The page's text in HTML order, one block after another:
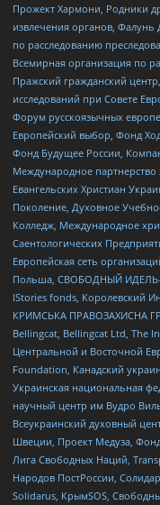
Прожект Хармони, Родники
извлечения органов,
по расследованию
Всемирная организация по
Пражский гражданский
исследований при Совете
Форум русскоязычных
Европейский выбор, Фонд
Фонд Будущее России,
Международное
Евангельских Христиан
Поколение, Духовное
Колледж, Международное
Саентологических
Европейская сеть
Польша, СВОБОДНЫЙ ИДЕЛЬ-
IStories fonds, Королевский
КРИМСЬКА ПРАВОЗАХИСНА
Bellingcat, Bellingcat Ltd, The
Центральной и Восточной
Foundation, Канадский
Украинская национальная
научный центр им Вудро
Всеукраинский духовный
Швеции, Проект Медуза,
Лига Свободных Наций,
Народов ПостРоссии,
Solidarus, КрымSOS,